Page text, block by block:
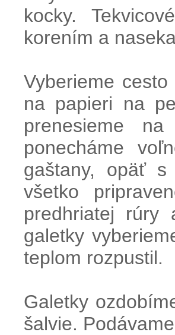
kocky.
korením a
Vyberieme
na papieri na
prenesieme
ponecháme
gaštany, opäť
všetko
predhriatej rúry
galetky
teplom rozpustil.
Galetky
šalvie.